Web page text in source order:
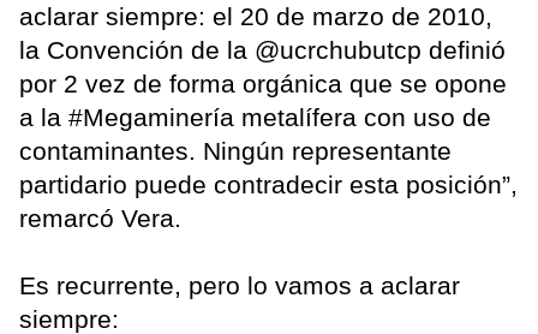
aclarar siempre: el 20 de marzo de 2010,
la Convención de la @ucrchubutcp definió
por 2 vez de forma orgánica que se opone
a la #Megaminería metalífera con uso de
contaminantes. Ningún representante
partidario puede contradecir esta posición”,
remarcó Vera.
Es recurrente, pero lo vamos a aclarar
siempre: